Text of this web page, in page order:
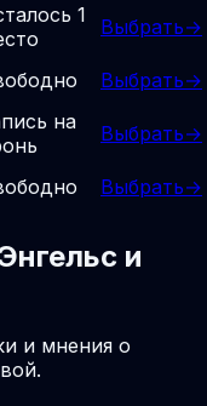
1
Выбрать→
Выбрать→
на
Выбрать→
Выбрать→
и
и мнения о